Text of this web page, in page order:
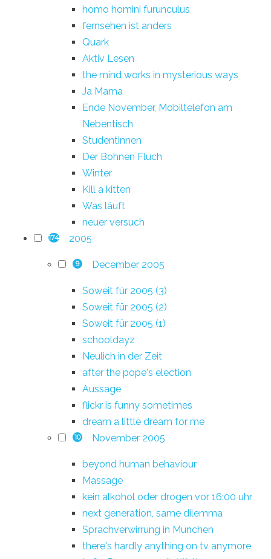
homo homini furunculus
fernsehen ist anders
Quark
Aktiv Lesen
the mind works in mysterious ways
Ja Mama
Ende November, Mobiltelefon am
Nebentisch
Studentinnen
Der Bohnen Fluch
Winter
Kill a kitten
Was läuft
neuer versuch
174 2005
9 December 2005
Soweit für 2005 (3)
Soweit für 2005 (2)
Soweit für 2005 (1)
schooldayz
Neulich in der Zeit
after the pope's election
Aussage
flickr is funny sometimes
dream a little dream for me
10 November 2005
beyond human behaviour
Massage
kein alkohol oder drogen vor 16:00 uhr
next generation, same dilemma
Sprachverwirrung in München
there's hardly anything on tv anymore